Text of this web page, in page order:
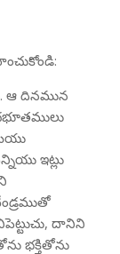
ఆ దినమున
ఇట్లు
దానిని
భక్తితోను